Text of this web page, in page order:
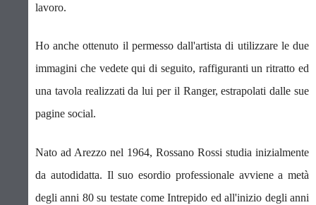
lavoro.
Ho anche ottenuto il permesso dall'artista di utilizzare le due
immagini che vedete qui di seguito, raffiguranti un ritratto ed
una tavola realizzati da lui per il Ranger, estrapolati dalle sue
pagine social.
Nato ad Arezzo nel 1964, Rossano Rossi studia inizialmente
da autodidatta. Il suo esordio professionale avviene a metà
degli anni 80 su testate come Intrepido ed all'inizio degli anni